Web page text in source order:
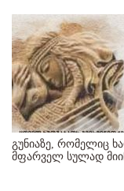
გუნიაზე, რომელიც
მფარველ სულად